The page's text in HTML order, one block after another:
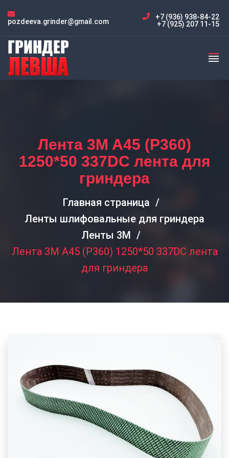
pozdeeva.grinder@gmail.com
+7 (936) 938-84-22
+7 (925) 207 11-15
Лента 3M A45 (P360)
1250*50 337DC лента для
гриндера
Главная страница
Ленты шлифовальные для гриндера
Ленты 3M
Лента 3M A45 (P360) 1250*50 337DC лента
для гриндера